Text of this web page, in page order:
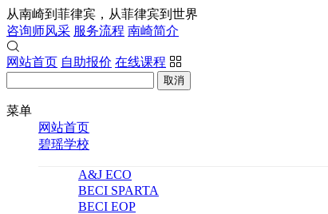
从南崎到菲律宾，从菲律宾到世界
咨询师风采 服务流程 南崎简介
网站首页 自助报价 在线课程
取消
菜单
网站首页
碧瑶学校
A&J ECO
BECI SPARTA
BECI EOP